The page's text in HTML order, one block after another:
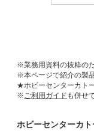
※業務用資料の抜粋の
※本ページで紹介の製
★ホビーセンターカト
※ご利用ガイド も併せ
ホビーセンターカ